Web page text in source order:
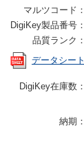
マルツコード：
DigiKey製品番号：
品質ランク：
データシート
DigiKey在庫数：
納期：